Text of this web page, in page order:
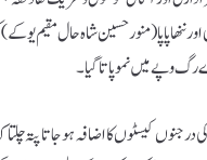
ننھا پاپا(منور حسین شاہ حال مقیم
و پے میں نمو پاتا گیا۔
کیسٹوں کا اضافہ ہوجا تا پتہ چلتا